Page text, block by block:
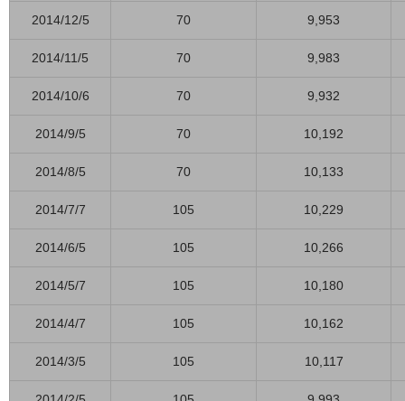
2014/12/5 70 9,953
2014/11/5 70 9,983
2014/10/6 70 9,932
2014/9/5 70 10,192
2014/8/5 70 10,133
2014/7/7 105 10,229
2014/6/5 105 10,266
2014/5/7 105 10,180
2014/4/7 105 10,162
2014/3/5 105 10,117